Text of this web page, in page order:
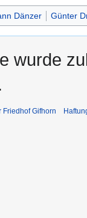
Dänzer Günter
wurde
Friedhof Gifhorn